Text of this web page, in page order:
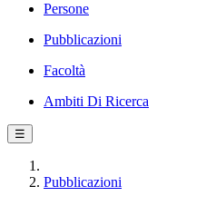
Persone
Pubblicazioni
Facoltà
Ambiti Di Ricerca
☰
Pubblicazioni